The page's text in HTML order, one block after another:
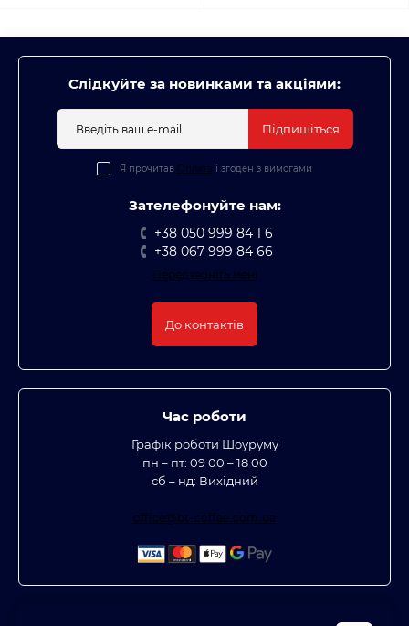
Слідкуйте за новинками та акціями:
Підпишіться
Я прочитав Оплата і згоден з вимогами
Зателефонуйте нам:
+38 050 999 84 1 6
+38 067 999 84 66
Передзвоніть мені
До контактів
Час роботи
Графік роботи Шоуруму
пн – пт: 09 00 – 18 00
сб – нд: Вихідний
office@bt-coffee.com.ua